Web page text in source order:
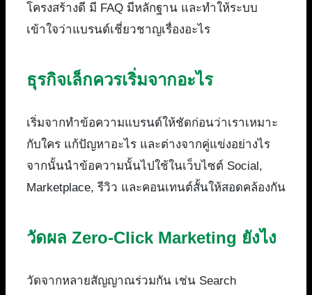
โครงสร้างดี มี FAQ มีหลักฐาน และทำให้ระบบ
เข้าใจว่าแบรนด์เชี่ยวชาญเรื่องอะไร
ธุรกิจเล็กควรเริ่มจากอะไร
เริ่มจากทำข้อความแบรนด์ให้ชัดก่อนว่าเราเหมาะ
กับใคร แก้ปัญหาอะไร และต่างจากคู่แข่งอย่างไร
จากนั้นนำข้อความนั้นไปใช้ในเว็บไซต์ Social,
Marketplace, รีวิว และคอนเทนต์สั้นให้สอดคล้องกัน
วัดผล Zero-Click Marketing ยังไง
วัดจากหลายสัญญาณร่วมกัน เช่น Search